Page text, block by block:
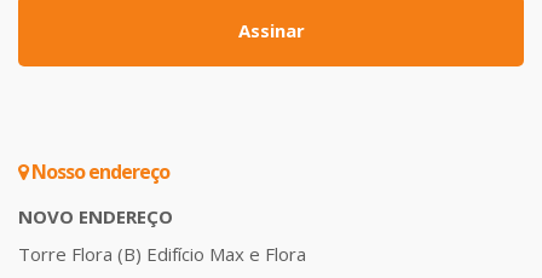
Assinar
Nosso endereço
NOVO ENDEREÇO
Torre Flora (B) Edifício Max e Flora